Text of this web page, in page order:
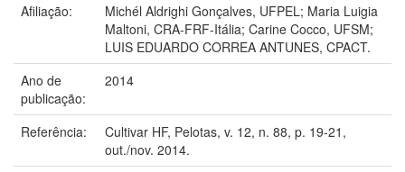
Afiliação:
Michél Aldrighi Gonçalves, UFPEL; Maria Luigia
Maltoni, CRA-FRF-Itália; Carine Cocco, UFSM;
LUIS EDUARDO CORREA ANTUNES, CPACT.
Ano de
publicação:
2014
Referência:
Cultivar HF, Pelotas, v. 12, n. 88, p. 19-21,
out./nov. 2014.